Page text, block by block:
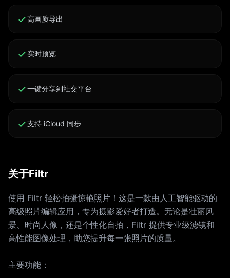
高画质导出
实时预览
一键分享到社交平台
支持 iCloud 同步
关于Filtr
使用 Filtr 轻松拍摄惊艳照片！这是一款由人工智能驱动的
高级照片编辑应用，专为摄影爱好者打造。无论是壮丽风
景、时尚人像，还是个性化自拍，Filtr 提供专业级滤镜和
高性能图像处理，助您提升每一张照片的质量。
主要功能：